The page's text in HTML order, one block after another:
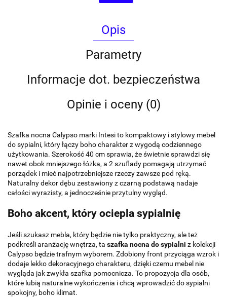
Opis
Parametry
Informacje dot. bezpieczeństwa
Opinie i oceny (0)
Szafka nocna Calypso marki Intesi to kompaktowy i stylowy mebel
do sypialni, który łączy boho charakter z wygodą codziennego
użytkowania. Szerokość 40 cm sprawia, że świetnie sprawdzi się
nawet obok mniejszego łóżka, a 2 szuflady pomagają utrzymać
porządek i mieć najpotrzebniejsze rzeczy zawsze pod ręką.
Naturalny dekor dębu zestawiony z czarną podstawą nadaje
całości wyrazisty, a jednocześnie przytulny wygląd.
Boho akcent, który ociepla sypialnię
Jeśli szukasz mebla, który będzie nie tylko praktyczny, ale też
podkreśli aranżację wnętrza, ta szafka nocna do sypialni z kolekcji
Calypso będzie trafnym wyborem. Zdobiony front przyciąga wzrok i
dodaje lekko dekoracyjnego charakteru, dzięki czemu mebel nie
wygląda jak zwykła szafka pomocnicza. To propozycja dla osób,
które lubią naturalne wykończenia i chcą wprowadzić do sypialni
spokojny, boho klimat.